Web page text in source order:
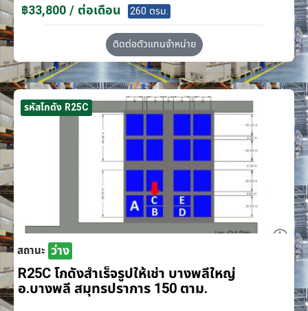
฿33,800 / ต่อเดือน 260 ตรม.
ติดต่อตัวแทนจำหน่าย
รหัสโกดัง R25C
สถานะ ว่าง
R25C โกดังสำเร็จรูปให้เช่า บางพลีใหญ่
อ.บางพลี สมุทรปราการ 150 ตาม.